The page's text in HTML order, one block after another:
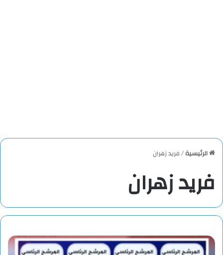
الرئيسية/فريد زهران
فريد زهران